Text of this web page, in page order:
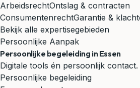
ArbeidsrechtOntslag & contracten
ConsumentenrechtGarantie &
Bekijk alle expertisegebieden
Persoonlijke Aanpak
Persoonlijke begeleiding in Essen
Digitale tools én persoonlijk
Persoonlijke begeleiding